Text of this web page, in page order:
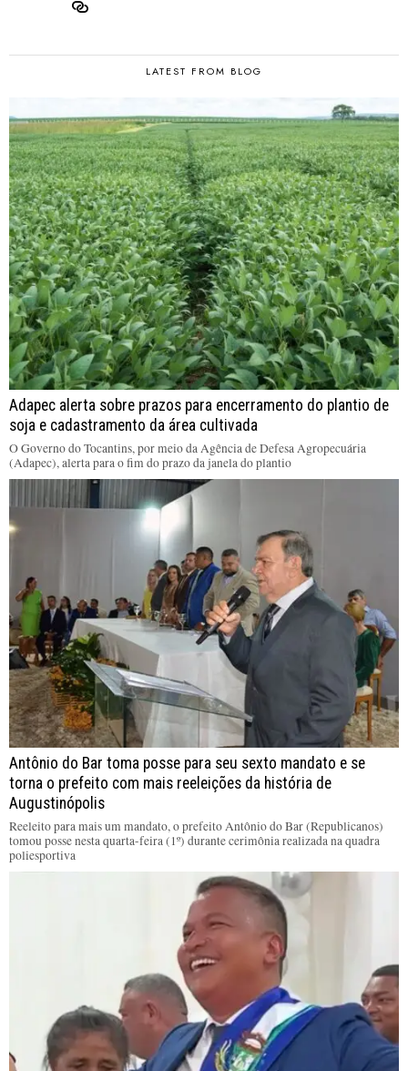
LATEST FROM BLOG
Adapec alerta sobre prazos para encerramento do plantio de
soja e cadastramento da área cultivada
O Governo do Tocantins, por meio da Agência de Defesa Agropecuária
(Adapec), alerta para o fim do prazo da janela do plantio
Antônio do Bar toma posse para seu sexto mandato e se
torna o prefeito com mais reeleições da história de
Augustinópolis
Reeleito para mais um mandato, o prefeito Antônio do Bar (Republicanos)
tomou posse nesta quarta-feira (1º) durante cerimônia realizada na quadra
poliesportiva